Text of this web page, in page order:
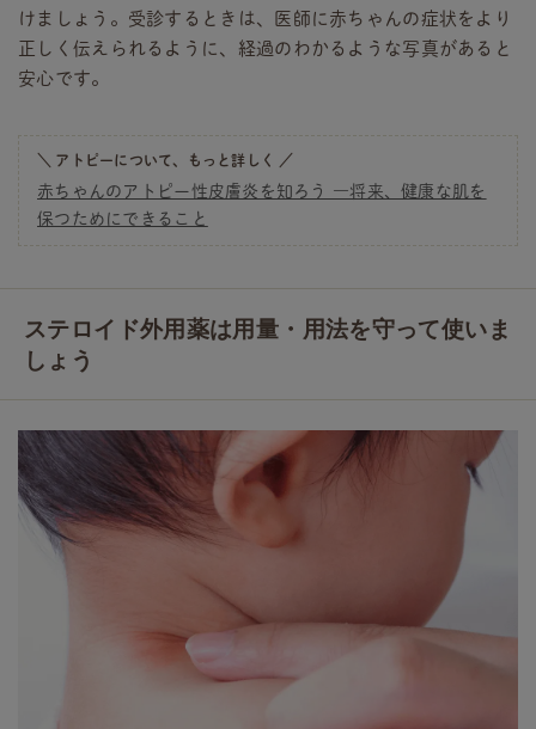
けましょう。受診するときは、医師に赤ちゃんの症状をより
正しく伝えられるように、経過のわかるような写真があると
安心です。
＼ アトピーについて、もっと詳しく ／
赤ちゃんのアトピー性皮膚炎を知ろう ―将来、健康な肌を
保つためにできること
ステロイド外用薬は用量・用法を守って使いま
しょう